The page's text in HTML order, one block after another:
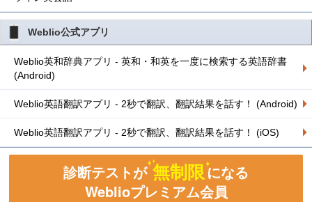
Weblio公式アプリ
Weblio英和辞典アプリ - 英和・和英を一度に検索する英語辞書
(Android)
Weblio英語翻訳アプリ - 2秒で翻訳、翻訳結果を話す！ (Android)
Weblio英語翻訳アプリ - 2秒で翻訳、翻訳結果を話す！ (iOS)
診断テストが 無制限になる
Weblioプレミアム会員